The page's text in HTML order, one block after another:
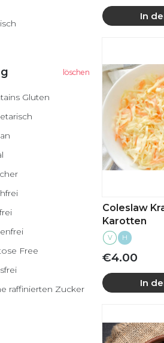
Gluten
Free
raffinierten Zucker
In
Coleslaw
Karotten
V H
€4.00
In